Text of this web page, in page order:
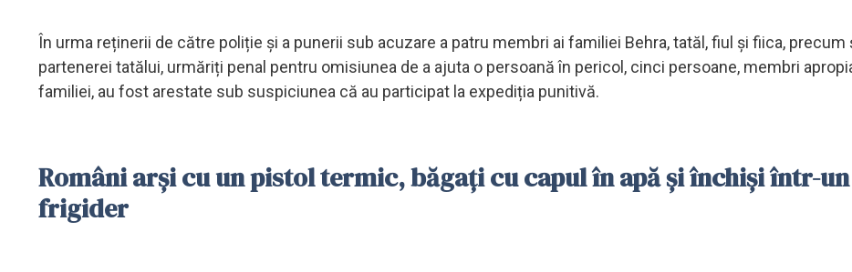
În urma reținerii de către poliție și a punerii sub acuzare a patru membri ai familiei Behra, tatăl, fiul și fiica, precum
partenerei tatălui, urmăriți penal pentru omisiunea de a ajuta o persoană în pericol, cinci persoane, membri
familiei, au fost arestate sub suspiciunea că au participat la expediția punitivă.
Români arși cu un pistol termic, băgați cu capul în apă și închiși într-un
frigider